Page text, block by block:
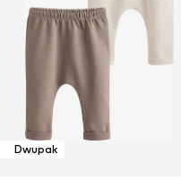
Dwupak